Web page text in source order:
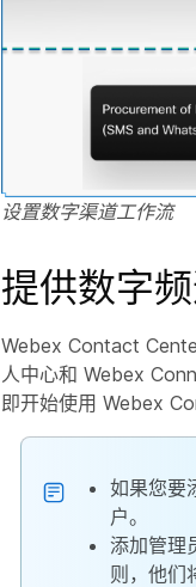
设置数字渠道工作流
提供数字
Webex Contact
人中心和 Webex
即开始使用 Webex
如果您要
户。
添加管理
则，他们